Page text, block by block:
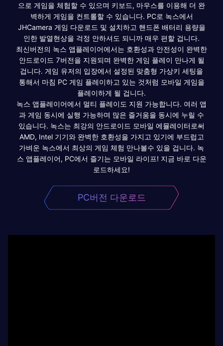
으로 게임을 체험할 수 있으며 키보드, 마우스를 이용해 더 완
벽하게 게임을 컨트롤할 수 있습니다. PC로 녹스에서
JHCamera 게임 다운로드 및 설치하고 핸드폰 배터리 용량을
인한 발열현상을 걱정 안하셔도 되니까 매우 편할 겁니다.
최신버전의 녹스 앱플레이어에서는 호환성과 안전성이 완벽한
안드로이드 7버전을 지원되며 완벽한 게임 플레이 만나게 될
겁니다. 게임 유저의 입장에서 설정된 맞춤형 가상키 세팅을
통해서 마침 PC 게임 플레이하고 있는 것처럼 모바일 게임을
플레이하게 될 겁니다.
녹스 앱플레이어에서 멀티 플레이도 지원 가능합니다. 여러 앱
과 게임 동시에 실행 가능하며 많은 즐거움을 동시에 누릴 수
있습니다. 녹스는 최강의 안드로이드 모바일 에뮬레이터로써
AMD, Intel 기기와 완벽한 호환성을 가지고 있기에 부드럽고
가벼운 녹스에서 최상의 게임 체험 만나볼수 있을 겁니다. 녹
스 앱플레이어, PC에서 즐기는 모바일 라이프! 지금 바로 다운
로드하세요!
PC버전 다운로드